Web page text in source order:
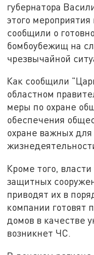
губернатора
этого мероприятия
сообщили о
бомбоубежищ на
чрезвычайной
Как сообщили
областном
меры по охране
обеспечения
охране важных
Кроме того,
защитных
приводят их в
компании готовят
домов в качестве
возникнет ЧС.